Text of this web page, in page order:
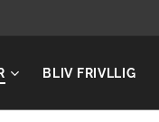
BLIV FRIVLLIG